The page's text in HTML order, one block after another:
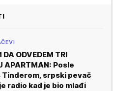
DA ODVEDEM TRI
APARTMAN: Posle
Tinderom, srpski pevač
radio kad je bio mlađi